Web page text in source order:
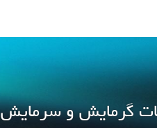
گرمایش و سرمایش